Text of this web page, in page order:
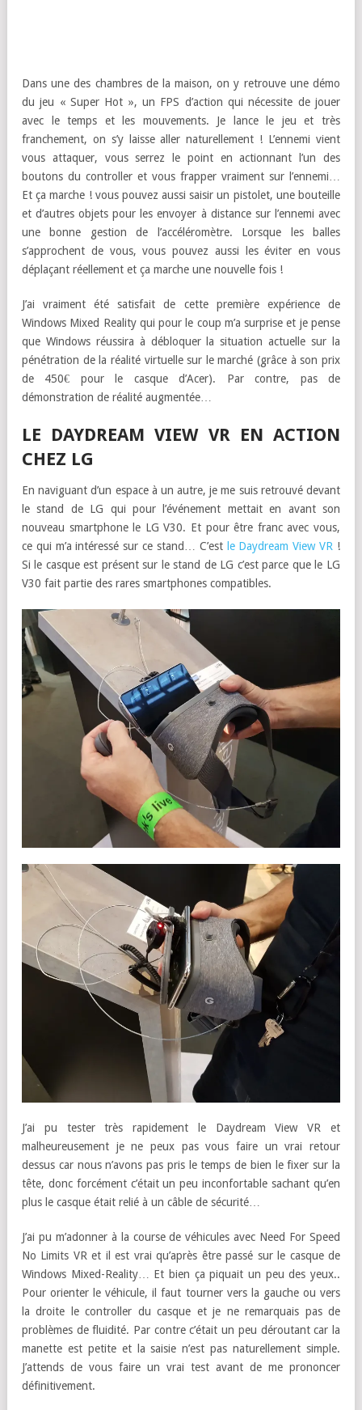
Dans une des chambres de la maison, on y retrouve une démo
du jeu « Super Hot », un FPS d’action qui nécessite de jouer
avec le temps et les mouvements. Je lance le jeu et très
franchement, on s’y laisse aller naturellement ! L’ennemi vient
vous attaquer, vous serrez le point en actionnant l’un des
boutons du controller et vous frapper vraiment sur l’ennemi…
Et ça marche ! vous pouvez aussi saisir un pistolet, une bouteille
et d’autres objets pour les envoyer à distance sur l’ennemi avec
une bonne gestion de l’accéléromètre. Lorsque les balles
s’approchent de vous, vous pouvez aussi les éviter en vous
déplaçant réellement et ça marche une nouvelle fois !
J’ai vraiment été satisfait de cette première expérience de
Windows Mixed Reality qui pour le coup m’a surprise et je pense
que Windows réussira à débloquer la situation actuelle sur la
de 450€ pour le casque d’Acer). Par contre, pas de
démonstration de réalité augmentée…
LE DAYDREAM VIEW VR EN ACTION
CHEZ LG
En naviguant d’un espace à un autre, je me suis retrouvé devant
le stand de LG qui pour l’événement mettait en avant son
nouveau smartphone le LG V30. Et pour être franc avec vous,
ce qui m’a intéressé sur ce stand… C’estle Daydream View VR
Si le casque est présent sur le stand de LG c’est parce que le LG
V30 fait partie des rares smartphones compatibles.
J’ai pu tester très rapidement le Daydream View VR et
malheureusement je ne peux pas vous faire un vrai retour
dessus car nous n’avons pas pris le temps de bien le fixer sur la
tête, donc forcément c’était un peu inconfortable sachant qu’en
plus le casque était relié à un câble de sécurité…
J’ai pu m’adonner à la course de véhicules avec Need For Speed
No Limits VR et il est vrai qu’après être passé sur le casque de